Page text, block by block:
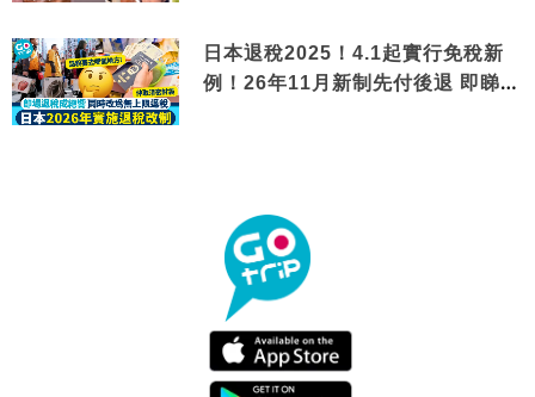
日本退稅2025！4.1起實行免稅新
例！26年11月新制先付後退 即睇步